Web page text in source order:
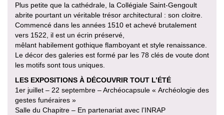
Plus petite que la cathédrale, la Collégiale Saint-Gengoult
abrite pourtant un véritable trésor architectural : son cloitre.
Commencé dans les années 1510 et achevé brutalement
vers 1522, il est un écrin préservé,
mêlant habilement gothique flamboyant et style renaissance.
Le décor des galeries est formé par les 78 clés de voute dont
les motifs sont tous uniques.
LES EXPOSITIONS À DÉCOUVRIR TOUT L’ÉTÉ
1er juillet – 22 septembre – Archéocapsule « Archéologie des
gestes funéraires »
Salle du Chapitre – En partenariat avec l’INRAP